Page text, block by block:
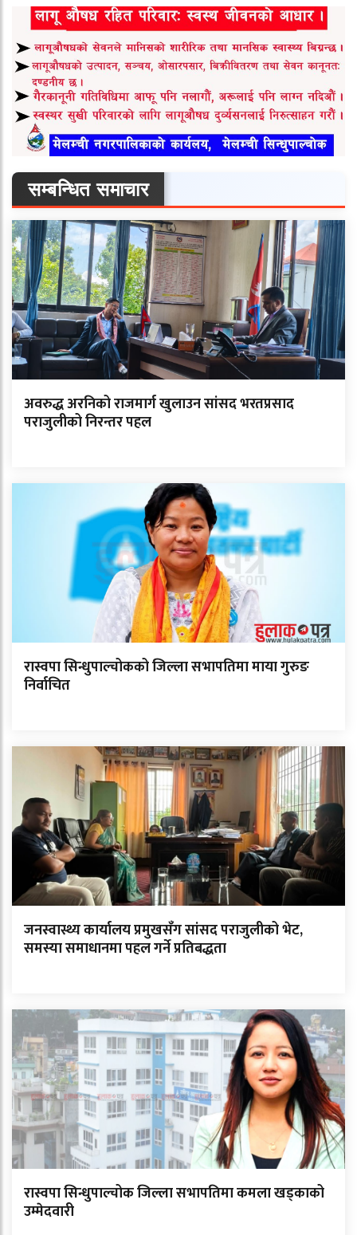
सम्बन्धित समाचार
अवरुद्ध अरनिको राजमार्ग खुलाउन सांसद भरतप्रसाद
पराजुलीको निरन्तर पहल
रास्वपा सिन्धुपाल्चोकको जिल्ला सभापतिमा माया गुरुङ
निर्वाचित
जनस्वास्थ्य कार्यालय प्रमुखसँग सांसद पराजुलीको भेट,
समस्या समाधानमा पहल गर्ने प्रतिबद्धता
रास्वपा सिन्धुपाल्चोक जिल्ला सभापतिमा कमला खड्काको
उम्मेदवारी